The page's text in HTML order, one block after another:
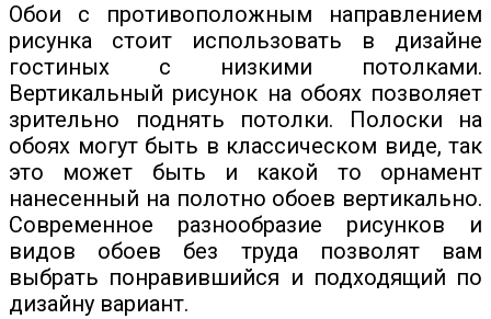
Обои с противоположным направлением
рисунка стоит использовать в дизайне
гостиных с низкими потолками.
Вертикальный рисунок на обоях позволяет
зрительно поднять потолки. Полоски на
обоях могут быть в классическом виде, так
это может быть и какой то орнамент
нанесенный на полотно обоев вертикально.
Современное разнообразие рисунков и
видов обоев без труда позволят вам
выбрать понравившийся и подходящий по
дизайну вариант.